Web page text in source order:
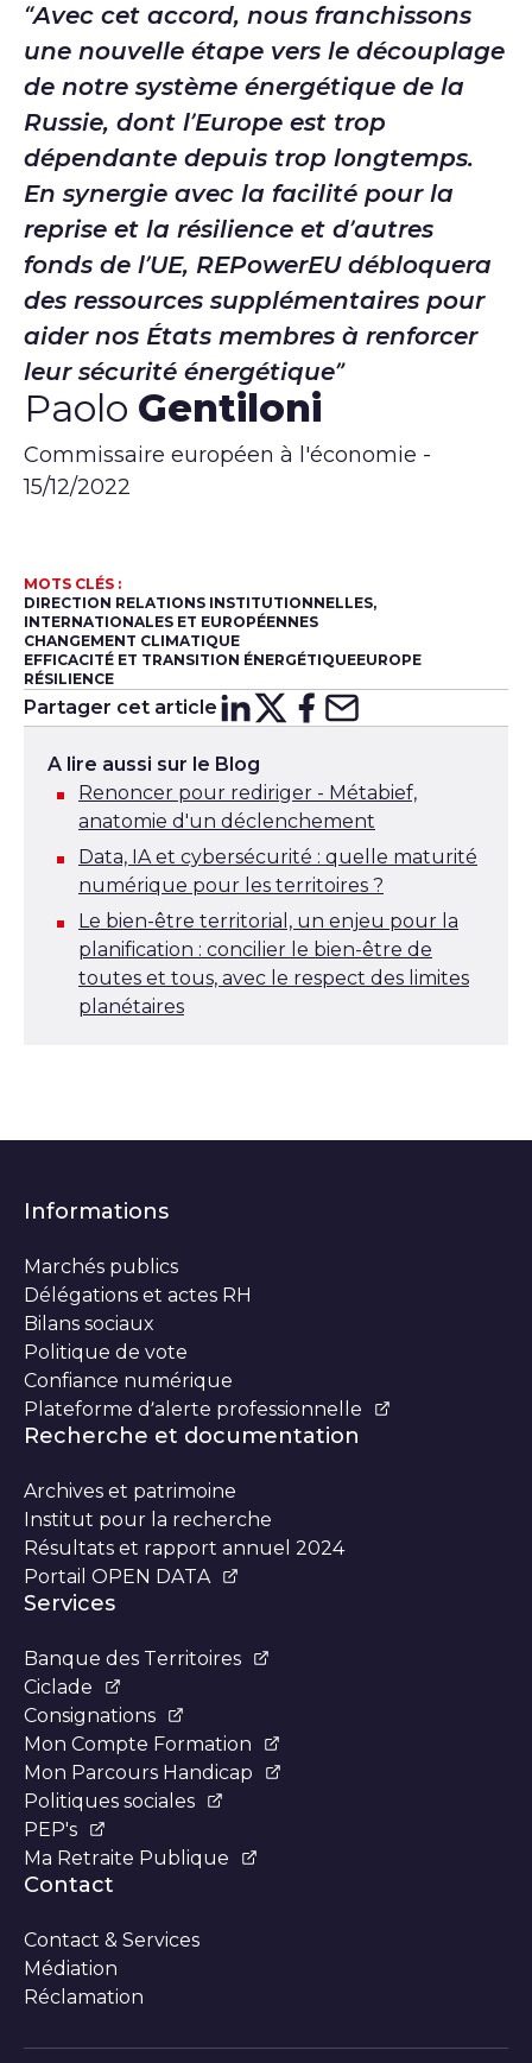
Avec cet accord, nous franchissons
une nouvelle étape vers le découplage
de notre système énergétique de la
Russie, dont l’Europe est trop
dépendante depuis trop longtemps.
En synergie avec la facilité pour la
reprise et la résilience et d’autres
fonds de l’UE, REPowerEU débloquera
des ressources supplémentaires pour
aider nos États membres à renforcer
leur sécurité énergétique
Paolo Gentiloni
Commissaire européen à l'économie -
15/12/2022
MOTS CLÉS :
DIRECTION RELATIONS INSTITUTIONNELLES,
INTERNATIONALES ET EUROPÉENNES
CHANGEMENT CLIMATIQUE
EFFICACITÉ ET TRANSITION ÉNERGÉTIQUEEUROPE
RÉSILIENCE
Partager cet article Partager sur
Partager surX
Partager
Partager
A lire aussi sur le Blog
Renoncer pour rediriger - Métabief,
anatomie d'un déclenchement
Data, IA et cybersécurité : quelle maturité
numérique pour les territoires ?
Le bien-être territorial, un enjeu pour la
planification : concilier le bien-être de
toutes et tous, avec le respect des limites
planétaires
Informations
Marchés publics
Délégations et actes RH
Bilans sociaux
Politique de vote
Confiance numérique
Plateforme d’alerte professionnelle
Recherche et documentation
Archives et patrimoine
Institut pour la recherche
Résultats et rapport annuel 2024
Portail OPEN DATA
Services
Banque des Territoires
Ciclade
Consignations
Mon Compte Formation
Mon Parcours Handicap
Politiques sociales
PEP's
Ma Retraite Publique
Contact
Contact & Services
Médiation
Réclamation